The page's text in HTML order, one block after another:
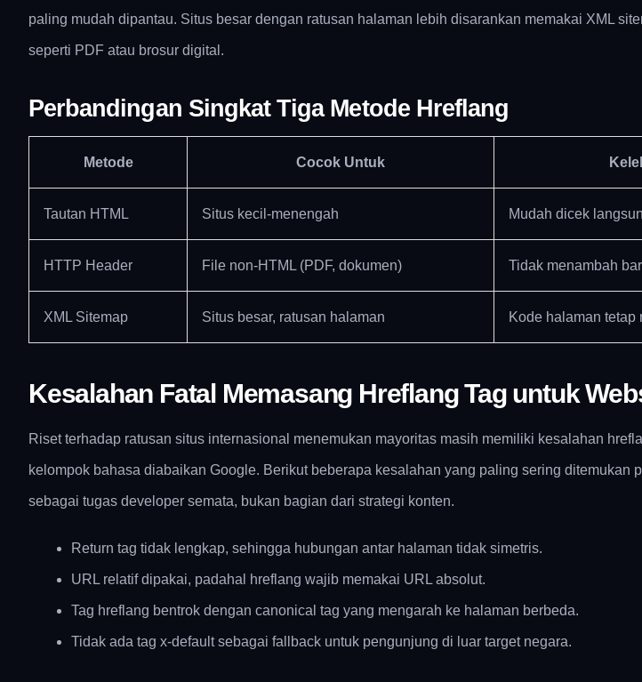
paling mudah dipantau. Situs besar dengan ratusan halaman lebih disarankan memakai XML
seperti PDF atau brosur digital.
Perbandingan Singkat Tiga Metode Hreflang
Metode Cocok Untuk
Tautan HTML Situs kecil-menengah Mudah dicek
HTTP Header File non-HTML (PDF, dokumen) Tidak menambah
XML Sitemap Situs besar, ratusan halaman Kode halaman tetap
Kesalahan Fatal Memasang Hreflang Tag untuk
Riset terhadap ratusan situs internasional menemukan mayoritas masih memiliki kesalahan
kelompok bahasa diabaikan Google. Berikut beberapa kesalahan yang paling sering
sebagai tugas developer semata, bukan bagian dari strategi konten.
Return tag tidak lengkap, sehingga hubungan antar halaman tidak simetris.
URL relatif dipakai, padahal hreflang wajib memakai URL absolut.
Tag hreflang bentrok dengan canonical tag yang mengarah ke halaman berbeda.
Tidak ada tag x-default sebagai fallback untuk pengunjung di luar target negara.